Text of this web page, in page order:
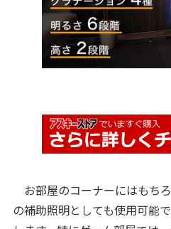
お部屋のコーナーにはもち
の補助照明としても使用可能